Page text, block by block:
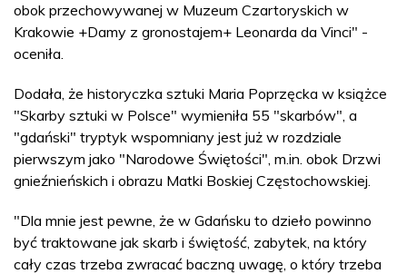
obok przechowywanej w Muzeum Czartoryskich w
Krakowie +Damy z gronostajem+ Leonarda da Vinci" -
oceniła.
Dodała, że historyczka sztuki Maria Poprzęcka w książce
"Skarby sztuki w Polsce" wymieniła 55 "skarbów", a
"gdański" tryptyk wspomniany jest już w rozdziale
pierwszym jako "Narodowe Świętości", m.in. obok Drzwi
gnieźnieńskich i obrazu Matki Boskiej Częstochowskiej.
"Dla mnie jest pewne, że w Gdańsku to dzieło powinno
być traktowane jak skarb i świętość, zabytek, na który
cały czas trzeba zwracać baczną uwagę, o który trzeba